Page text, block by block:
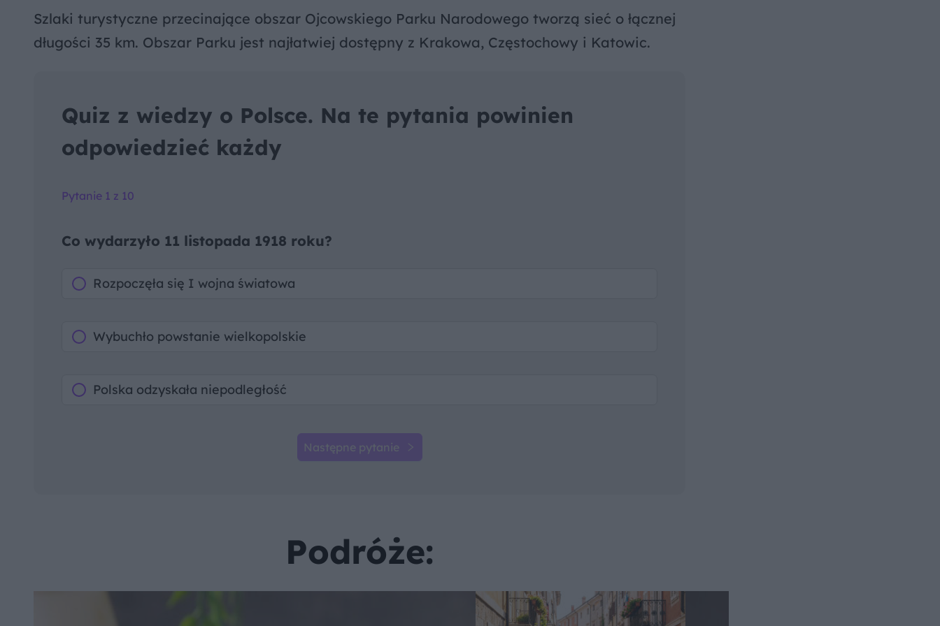
Szlaki turystyczne przecinające obszar Ojcowskiego Parku Narodowego tworzą sieć o łącznej
długości 35 km. Obszar Parku jest najłatwiej dostępny z Krakowa, Częstochowy i Katowic.
Quiz z wiedzy o Polsce. Na te pytania powinien
odpowiedzieć każdy
Pytanie 1 z 10
Co wydarzyło 11 listopada 1918 roku?
Rozpoczęła się I wojna światowa
Wybuchło powstanie wielkopolskie
Polska odzyskała niepodległość
Następne pytanie
Podróże: